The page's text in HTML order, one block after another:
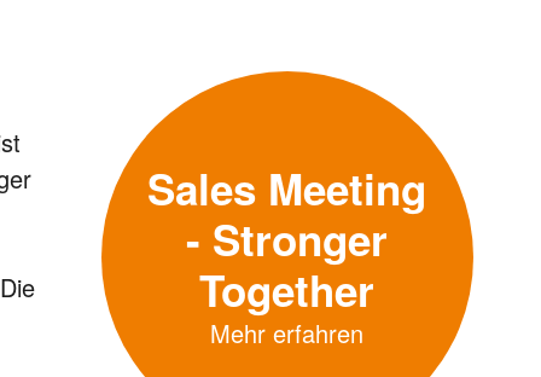
Sales Meeting
- Stronger
Together
Mehr erfahren